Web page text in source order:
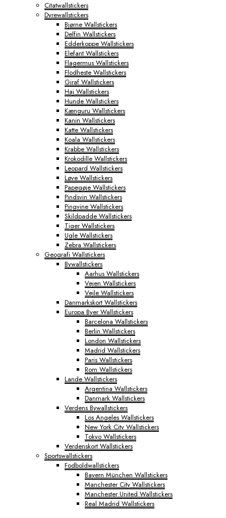
Citatwallstickers
Dyrewallstickers
Bjørne Wallstickers
Delfin Wallstickers
Edderkoppe Wallstickers
Elefant Wallstickers
Flagermus Wallstickers
Flodheste Wallstickers
Giraf Wallstickers
Haj Wallstickers
Hunde Wallstickers
Kænguru Wallstickers
Kanin Wallstickers
Katte Wallstickers
Koala Wallstickers
Krabbe Wallstickers
Krokodille Wallstickers
Leopard Wallstickers
Løve Wallstickers
Papegøje Wallstickers
Pindsvin Wallstickers
Pingvine Wallstickers
Skildpadde Wallstickers
Tiger Wallstickers
Ugle Wallstickers
Zebra Wallstickers
Geografi Wallstickers
Bywallstickers
Aarhus Wallstickers
Vejen Wallstickers
Vejle Wallstickers
Danmarkskort Wallstickers
Europa Byer Wallstickers
Barcelona Wallstickers
Berlin Wallstickers
London Wallstickers
Madrid Wallstickers
Paris Wallstickers
Rom Wallstickers
Lande Wallstickers
Argentina Wallstickers
Danmark Wallstickers
Verdens Bywallstickers
Los Angeles Wallstickers
New York City Wallstickers
Tokyo Wallstickers
Verdenskort Wallstickers
Sportswallstickers
Fodboldwallstickers
Bayern München Wallstickers
Manchester City Wallstickers
Manchester United Wallstickers
Real Madrid Wallstickers